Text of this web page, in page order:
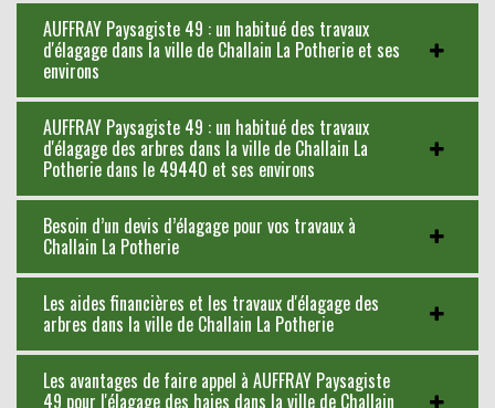
AUFFRAY Paysagiste 49 : un habitué des travaux
d'élagage dans la ville de Challain La Potherie et ses
environs
AUFFRAY Paysagiste 49 : un habitué des travaux
d'élagage des arbres dans la ville de Challain La
Potherie dans le 49440 et ses environs
Besoin d’un devis d’élagage pour vos travaux à
Challain La Potherie
Les aides financières et les travaux d'élagage des
arbres dans la ville de Challain La Potherie
Les avantages de faire appel à AUFFRAY Paysagiste
49 pour l'élagage des haies dans la ville de Challain